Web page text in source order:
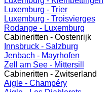
Luxemburg - Trier
Luxemburg - Troisvierges
Rodange - Luxemburg
Cabineritten - Oostenrijk
Innsbruck - Salzburg
Jenbach - Mayrhofen
Zell am See - Mittersill
Cabineritten - Zwitserland
Aigle - Champéry